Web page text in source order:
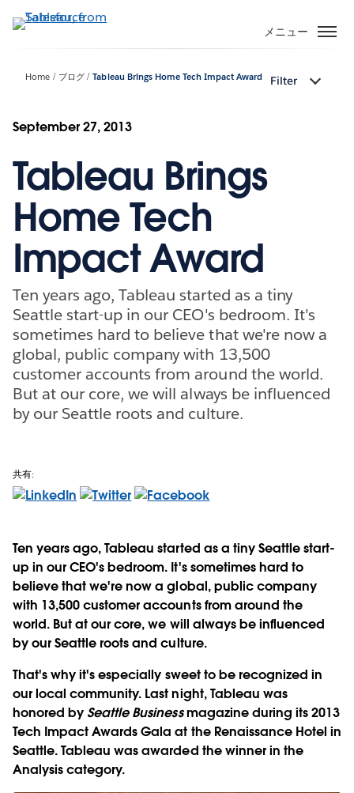
イ
ン
に
メニュー
Home ブログ Tableau Brings Home Tech Impact Award Filter
September 27, 2013
Tableau Brings
Home Tech
Impact Award
Ten years ago, Tableau started as a tiny
Seattle start-up in our CEO's bedroom. It's
sometimes hard to believe that we're now a
global, public company with 13,500
customer accounts from around the world.
But at our core, we will always be influenced
by our Seattle roots and culture.
共有:
Ten years ago, Tableau started as a tiny Seattle start-
up in our CEO's bedroom. It's sometimes hard to
believe that we're now a global, public company
with 13,500 customer accounts from around the
world. But at our core, we will always be influenced
by our Seattle roots and culture.
That's why it's especially sweet to be recognized in
our local community. Last night, Tableau was
honored by Seattle Businessmagazine during its 2013
Tech Impact Awards Gala at the Renaissance Hotel in
Seattle. Tableau was awarded the winner in the
Analysis category.